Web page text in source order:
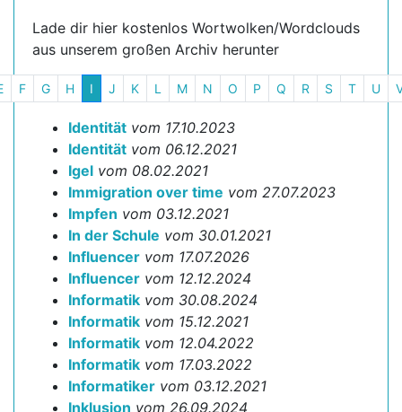
Lade dir hier kostenlos Wortwolken/Wordclouds
aus unserem großen Archiv herunter
F G H I J K L M N O P Q R S T U
Identität vom 17.10.2023
Identität vom 06.12.2021
Igel vom 08.02.2021
Immigration over time vom 27.07.2023
Impfen vom 03.12.2021
In der Schule vom 30.01.2021
Influencer vom 17.07.2026
Influencer vom 12.12.2024
Informatik vom 30.08.2024
Informatik vom 15.12.2021
Informatik vom 12.04.2022
Informatik vom 17.03.2022
Informatiker vom 03.12.2021
Inklusion vom 26.09.2024